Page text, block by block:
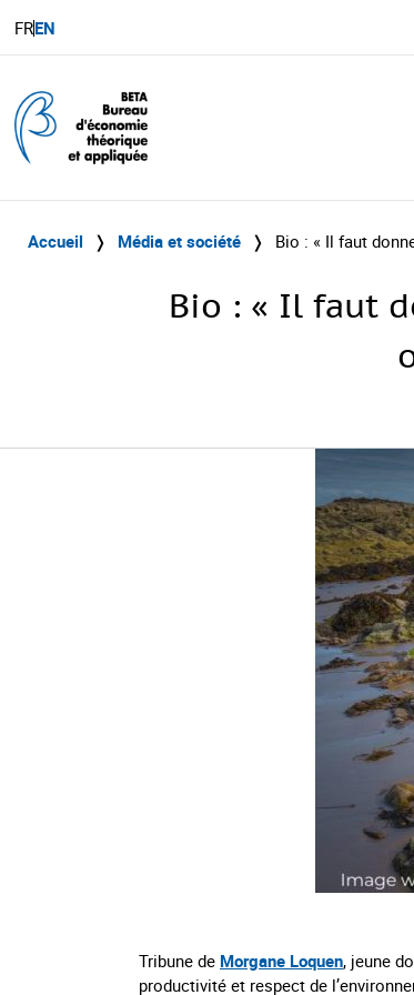
FREN
Accueil ❭ Média et société ❭ Bio : « Il faut
Bio : « Il faut
Tribune de Morgane Loquen, jeune
productivité et respect de